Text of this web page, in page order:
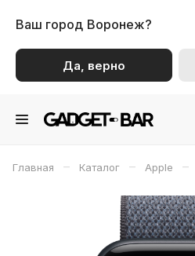
Ваш город Воронеж?
Да, верно
Главная – Каталог – Apple –